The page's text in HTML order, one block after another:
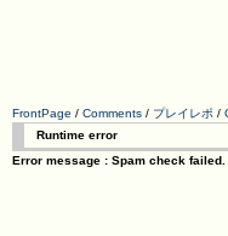
FrontPage / Comments / プレイレポ /
Runtime error
Error message : Spam check